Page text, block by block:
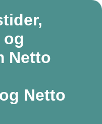
og
Netto
Netto